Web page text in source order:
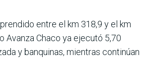
entre el km 318,9 y el km
Avanza Chaco ya ejecutó 5,70
y banquinas, mientras continúan